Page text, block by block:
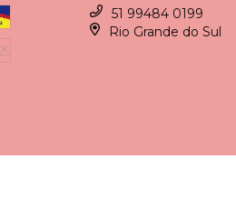
51 99484 0199
Rio Grande do Sul